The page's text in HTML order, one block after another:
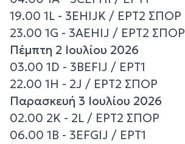
19.00 1L - 3EHIJK / ΕΡΤ2 ΣΠΟΡ
23.00 1G - 3AEHIJ / ΕΡΤ2 ΣΠΟΡ
Πέμπτη 2 Ιουλίου 2026
03.00 1D - 3BEFIJ / ΕΡΤ1
22.00 1H - 2J / ΕΡΤ2 ΣΠΟΡ
Παρασκευή 3 Ιουλίου 2026
02.00 2K - 2L / ΕΡΤ2 ΣΠΟΡ
06.00 1B - 3EFGIJ / ΕΡΤ1